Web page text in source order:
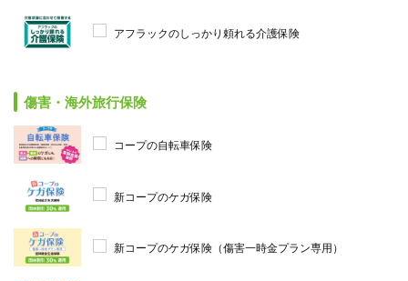
アフラックのしっかり頼れる介護保険
傷害・海外旅行保険
コープの自転車保険
新コープのケガ保険
新コープのケガ保険（傷害一時金プラン専用）